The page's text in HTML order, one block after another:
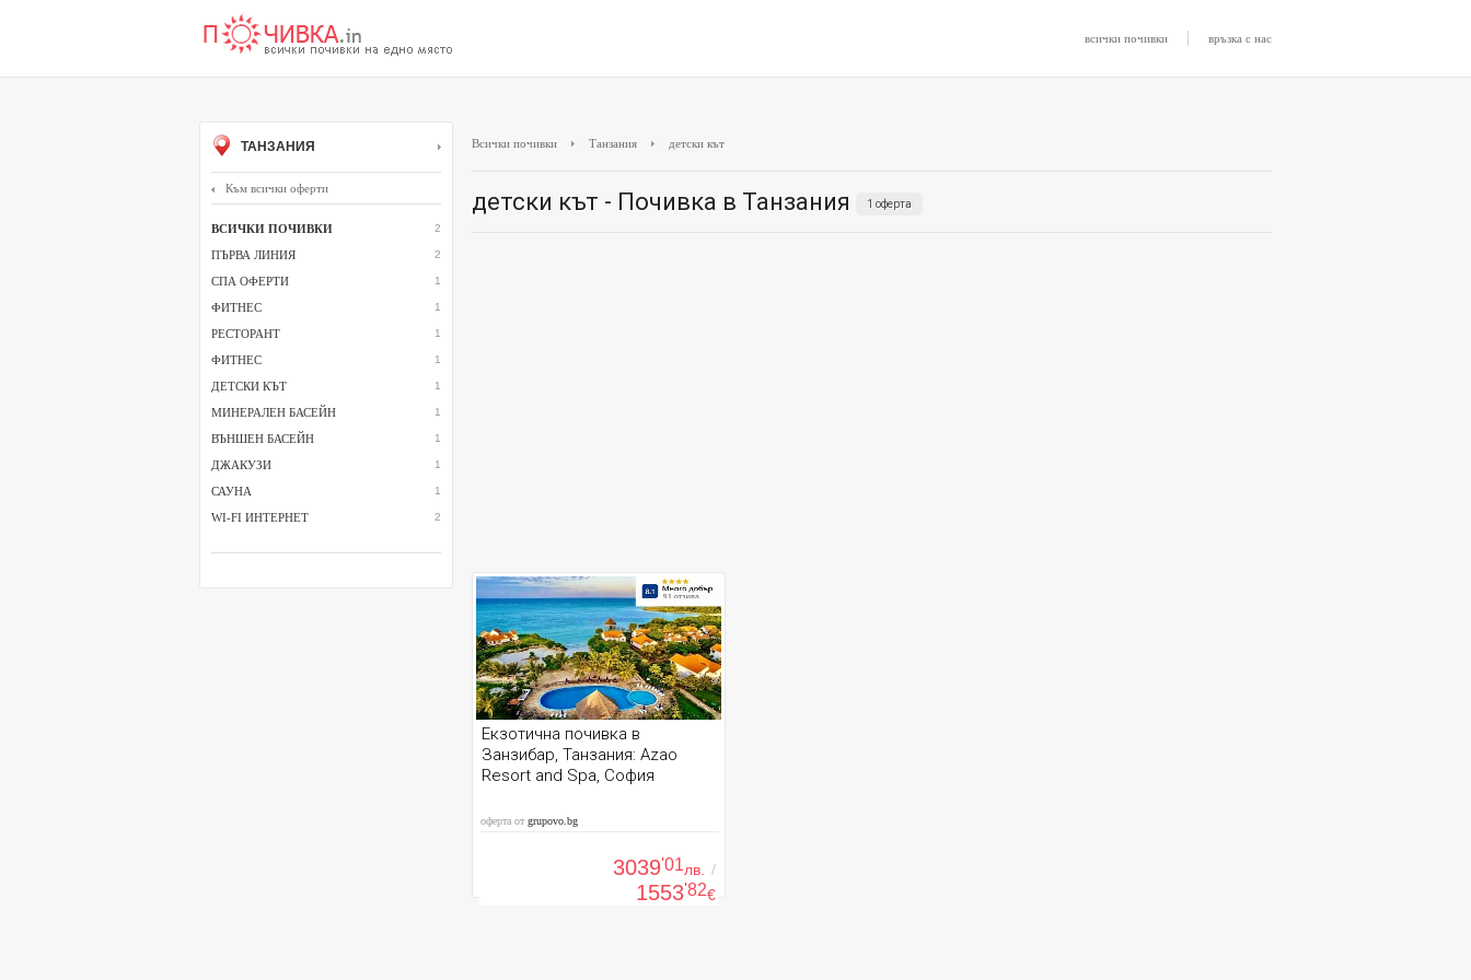
всички почивки | връзка с нас
ТАНЗАНИЯ
Към всички оферти
ВСИЧКИ ПОЧИВКИ 2
ПЪРВА ЛИНИЯ 2
СПА ОФЕРТИ 1
ФИТНЕС 1
РЕСТОРАНТ 1
ФИТНЕС 1
ДЕТСКИ КЪТ 1
МИНЕРАЛЕН БАСЕЙН 1
ВЪНШЕН БАСЕЙН 1
ДЖАКУЗИ 1
САУНА 1
WI-FI ИНТЕРНЕТ 2
Всички почивки Танзания детски кът
детски кът - Почивка в Танзания 1 оферта
Екзотична почивка в
Занзибар, Танзания: Azao
Resort and Spa, София
оферта от grupovo.bg
3039'01лв. /
1553'82€